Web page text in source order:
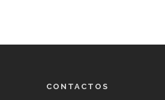
CONTACTOS